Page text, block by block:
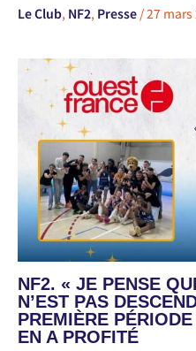
Le Club, NF2, Presse /27 mars
NF2. « JE PENSE
N’EST PAS
PREMIÈRE
EN A PROFITÉ